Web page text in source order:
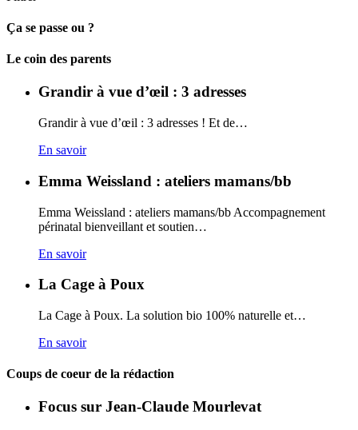
Ça se passe ou ?
Carto
Le coin des parents
Grandir à vue d’œil : 3 adresses
Grandir à vue d’œil : 3 adresses ! Et de…
En savoir
Emma Weissland : ateliers mamans/bb
Emma Weissland : ateliers mamans/bb Accompagnement
périnatal bienveillant et soutien…
En savoir
La Cage à Poux
La Cage à Poux. La solution bio 100% naturelle et…
En savoir
Coups de coeur de la rédaction
Focus sur Jean-Claude Mourlevat